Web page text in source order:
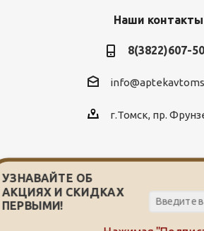
Наши контакты
8(3822)607-
г.Томск, пр.
2026 © Служба заказа и доставки
"Мой доктор"
УЗНАВАЙТЕ ОБ
АКЦИЯХ И СКИДКАХ
ПЕРВЫМИ!